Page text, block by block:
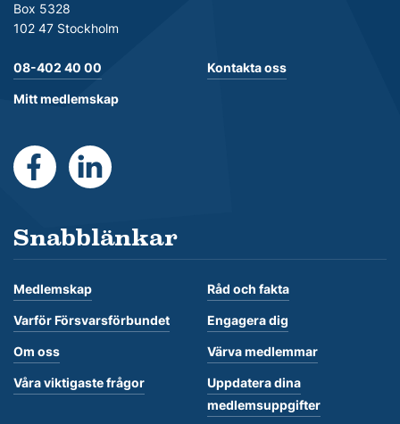
Box 5328
102 47 Stockholm
08-402 40 00
Mitt medlemskap
Kontakta oss
https://www.facebook.com/Forsvarsforbundet
https://se.linkedin.com/company/
Snabblänkar
Medlemskap
Varför Försvarsförbundet
Om oss
Våra viktigaste frågor
Råd och fakta
Engagera dig
Värva medlemmar
Uppdatera dina
medlemsuppgifter